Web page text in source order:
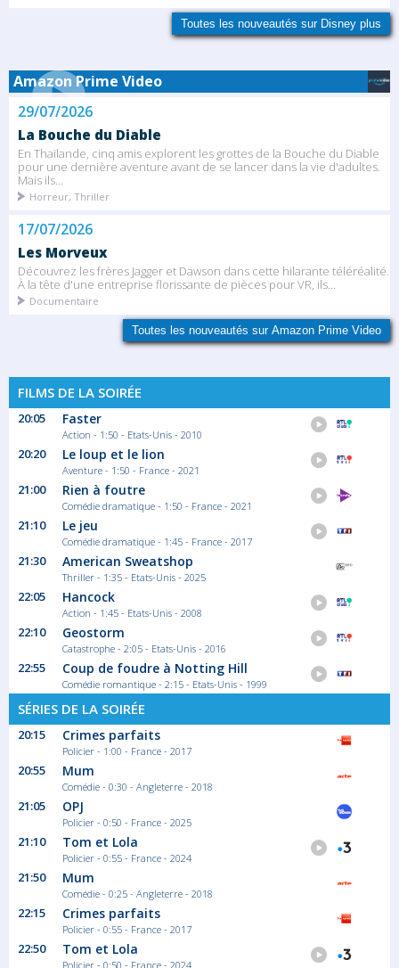
Toutes les nouveautés sur Disney plus
Amazon Prime Video
29/07/2026
La Bouche du Diable
En Thaïlande, cinq amis explorent les grottes de la Bouche du Diable
pour une dernière aventure avant de se lancer dans la vie d'adultes.
Mais ils...
Horreur, Thriller
17/07/2026
Les Morveux
Découvrez les frères Jagger et Dawson dans cette hilarante téléréalité.
À la tête d'une entreprise florissante de pièces pour VR, ils...
Documentaire
Toutes les nouveautés sur Amazon Prime Video
FILMS DE LA SOIRÉE
20:05 Faster
Action - 1:50 - Etats-Unis - 2010
20:20 Le loup et le lion
Aventure - 1:50 - France - 2021
21:00 Rien à foutre
Comédie dramatique - 1:50 - France - 2021
21:10 Le jeu
Comédie dramatique - 1:45 - France - 2017
21:30 American Sweatshop
Thriller - 1:35 - Etats-Unis - 2025
22:05 Hancock
Action - 1:45 - Etats-Unis - 2008
22:10 Geostorm
Catastrophe - 2:05 - Etats-Unis - 2016
22:55 Coup de foudre à Notting Hill
Comédie romantique - 2:15 - Etats-Unis - 1999
SÉRIES DE LA SOIRÉE
20:15 Crimes parfaits
Policier - 1:00 - France - 2017
20:55 Mum
Comédie - 0:30 - Angleterre - 2018
21:05 OPJ
Policier - 0:50 - France - 2025
21:10 Tom et Lola
Policier - 0:55 - France - 2024
21:50 Mum
Comédie - 0:25 - Angleterre - 2018
22:15 Crimes parfaits
Policier - 0:55 - France - 2017
22:50 Tom et Lola
Policier - 0:50 - France - 2024